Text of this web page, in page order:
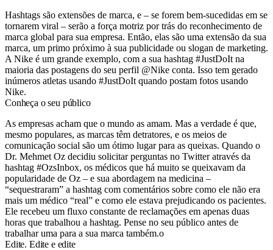
Hashtags são extensões de marca, e – se forem bem-sucedidas em se
tornarem viral – serão a força motriz por trás do reconhecimento de
marca global para sua empresa. Então, elas são uma extensão da sua
marca, um primo próximo à sua publicidade ou slogan de marketing.
A Nike é um grande exemplo, com a sua hashtag #JustDoIt na
maioria das postagens do seu perfil @Nike conta. Isso tem gerado
inúmeros atletas usando #JustDoIt quando postam fotos usando
Nike.
Conheça o seu público
As empresas acham que o mundo as amam. Mas a verdade é que,
mesmo populares, as marcas têm detratores, e os meios de
comunicação social são um ótimo lugar para as queixas. Quando o
Dr. Mehmet Oz decidiu solicitar perguntas no Twitter através da
hashtag #OzsInbox, os médicos que há muito se queixavam da
popularidade de Oz – e sua abordagem na medicina –
“sequestraram” a hashtag com comentários sobre como ele não era
mais um médico “real” e como ele estava prejudicando os pacientes.
Ele recebeu um fluxo constante de reclamações em apenas duas
horas que trabalhou a hashtag. Pense no seu público antes de
trabalhar uma para a sua marca também.o
Edite. Edite e edite